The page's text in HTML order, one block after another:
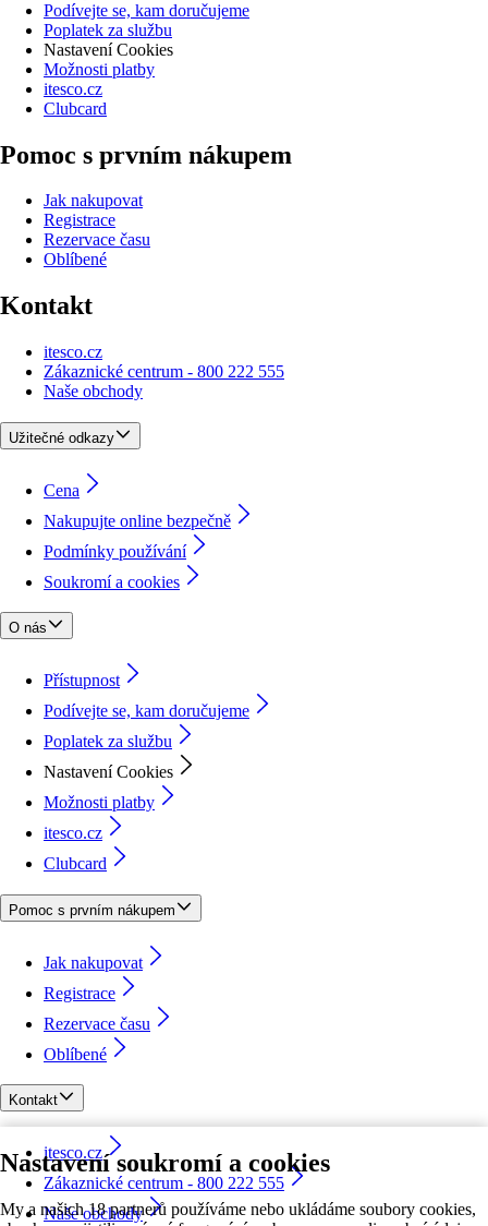
Nastavení soukromí a cookies
My a našich 18 partnerů používáme nebo ukládáme soubory cookies,
Podívejte se, kam doručujeme
Poplatek za službu
Nastavení Cookies
Možnosti platby
itesco.cz
Clubcard
Pomoc s prvním nákupem
Jak nakupovat
Registrace
Rezervace času
Oblíbené
Kontakt
itesco.cz
Zákaznické centrum - 800 222 555
Naše obchody
Užitečné odkazy
Cena
Nakupujte online bezpečně
Podmínky používání
Soukromí a cookies
O nás
Přístupnost
Podívejte se, kam doručujeme
Poplatek za službu
Nastavení Cookies
Možnosti platby
itesco.cz
Clubcard
Pomoc s prvním nákupem
Jak nakupovat
Registrace
Rezervace času
Oblíbené
Kontakt
itesco.cz
Zákaznické centrum - 800 222 555
Naše obchody